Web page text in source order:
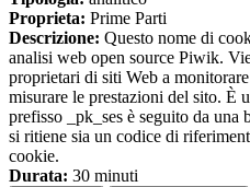
Proprieta: Prime Parti
Descrizione: Questo nome di
analisi web open source Piwik.
proprietari di siti Web a
misurare le prestazioni del sito. È
prefisso _pk_ses è seguito da una
si ritiene sia un codice di
cookie.
Durata: 30 minuti